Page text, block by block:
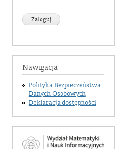
Nawigacja
Polityka Bezpieczeństwa
Danych Osobowych
Deklaracja dostępności